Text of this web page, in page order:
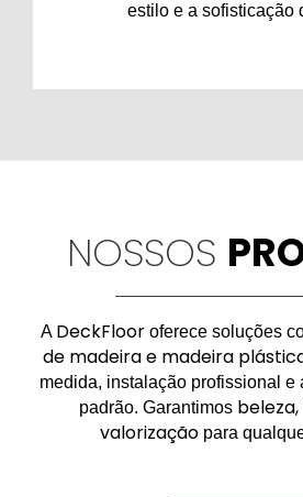
estilo e a sofisticação
NOSSOS
A DeckFloor oferece soluções
de madeira e madeira
medida, instalação profissional e
padrão. Garantimos
valorizaçãopara